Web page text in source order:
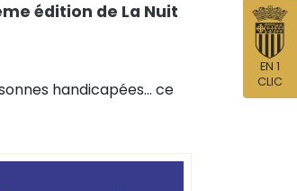
édition de La Nuit
handicapées… ce
EN 1
CLIC